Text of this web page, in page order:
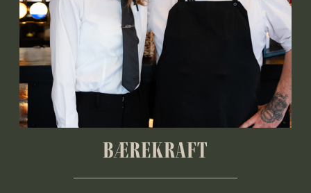
BÆREKRAFT